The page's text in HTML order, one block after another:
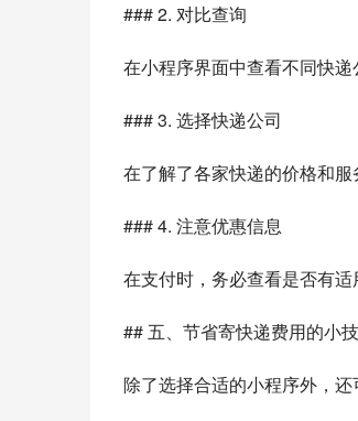
### 2. 对比查询
在小程序界面中查看不同快
### 3. 选择快递公司
在了解了各家快递的价格和
### 4. 注意优惠信息
在支付时，务必查看是否有适
## 五、节省寄快递费用的小
除了选择合适的小程序外，